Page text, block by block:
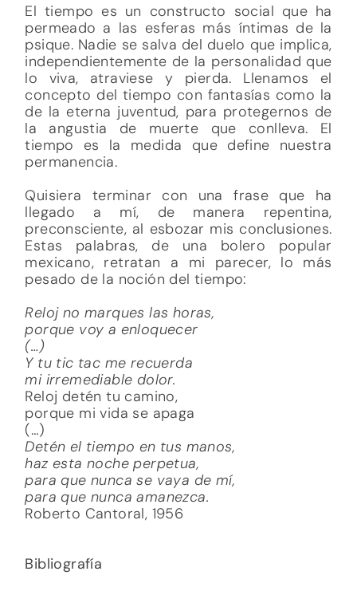
El tiempo es un constructo social que ha
permeado a las esferas más íntimas de la
psique. Nadie se salva del duelo que implica,
independientemente de la personalidad que
lo viva, atraviese y pierda. Llenamos el
concepto del tiempo con fantasías como la
de la eterna juventud, para protegernos de
la angustia de muerte que conlleva. El
tiempo es la medida que define nuestra
permanencia.
Quisiera terminar con una frase que ha
llegado a mí, de manera repentina,
preconsciente, al esbozar mis conclusiones.
Estas palabras, de una bolero popular
mexicano, retratan a mi parecer, lo más
pesado de la noción del tiempo:
Reloj no marques las horas,
porque voy a enloquecer
(…)
Y tu tic tac me recuerda
mi irremediable dolor.
Reloj detén tu camino,
porque mi vida se apaga
(…)
Detén el tiempo en tus manos,
haz esta noche perpetua,
para que nunca se vaya de mí,
para que nunca amanezca.
Roberto Cantoral, 1956
Bibliografía